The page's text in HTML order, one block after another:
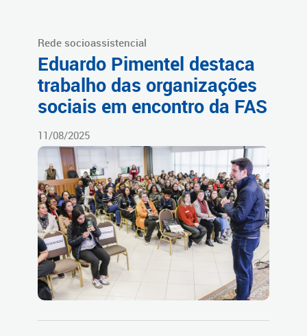
Rede socioassistencial
Eduardo Pimentel destaca
trabalho das organizações
sociais em encontro da FAS
11/08/2025